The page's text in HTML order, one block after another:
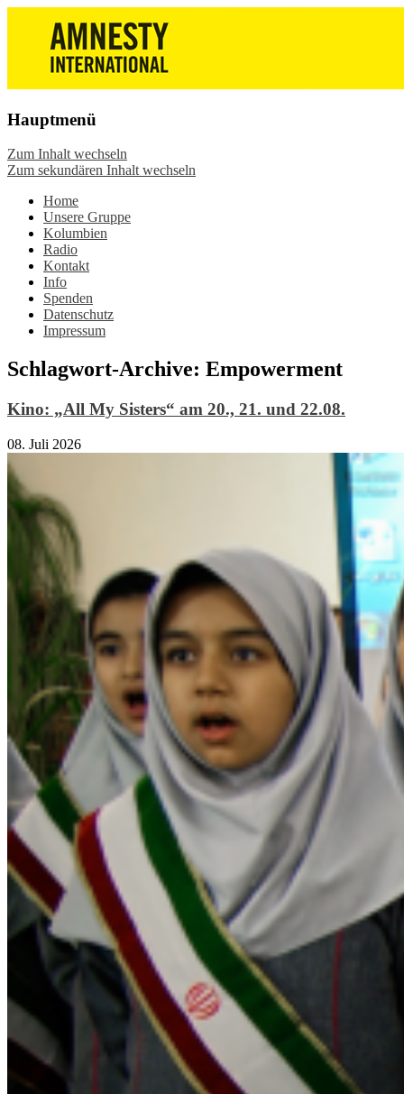
Amnesty International
Wiesbaden – Infos, Adresse,
Gruppentreffen
Die Wiesbadener Amnesty-Gruppen
stellen sich vor, bieten interessante
Veranstaltungen und Aktionen zum
Mitmachen – online oder in der Gruppe.
Sei dabei.
Hauptmenü
Zum Inhalt wechseln
Zum sekundären Inhalt wechseln
Home
Unsere Gruppe
Kolumbien
Radio
Kontakt
Info
Spenden
Datenschutz
Impressum
Schlagwort-Archive: Empowerment
Kino: „All My Sisters“ am 20., 21. und 22.08.
08. Juli 2026